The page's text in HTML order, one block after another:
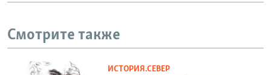
Смотрите также
ИСТОРИЯ.СЕВЕР